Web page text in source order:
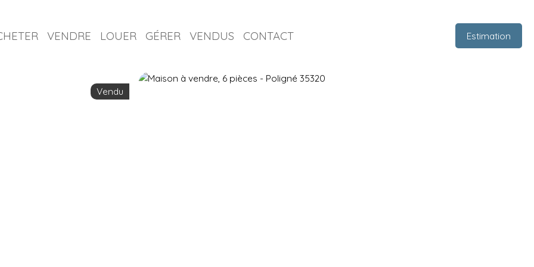
VENDRE LOUER GÉRER VENDUS CONTACT Estimation
Vendu